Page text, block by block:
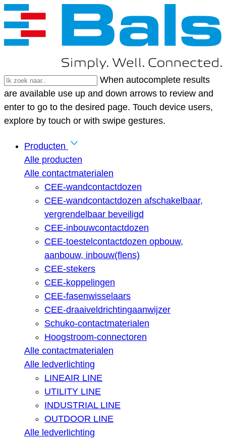
When autocomplete results
are available use up and down arrows to review and
enter to go to the desired page. Touch device users,
explore by touch or with swipe gestures.
Producten
Alle producten
Alle contactmaterialen
CEE-wandcontactdozen
CEE-wandcontactdozen afschakelbaar,
vergrendelbaar beveiligd
CEE-inbouwcontactdozen
CEE-toestelcontactdozen opbouw,
aanbouw, inbouw(flens)
CEE-stekers
CEE-koppelingen
CEE-fasenwisselaars
CEE-draaiveldrichtingaanwijzer
Schuko-contactmaterialen
Hoogstroom-connectoren
Alle contactmaterialen
Alle ledverlichting
LINEAIR LINE
UTILITY LINE
INDUSTRIAL LINE
OUTDOOR LINE
Alle ledverlichting